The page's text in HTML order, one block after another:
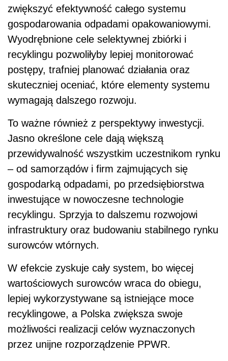
zwiększyć efektywność całego systemu
gospodarowania odpadami opakowaniowymi.
Wyodrębnione cele selektywnej zbiórki i
recyklingu pozwoliłyby lepiej monitorować
postępy, trafniej planować działania oraz
skuteczniej oceniać, które elementy systemu
wymagają dalszego rozwoju.
To ważne również z perspektywy inwestycji.
Jasno określone cele dają większą
przewidywalność wszystkim uczestnikom rynku
– od samorządów i firm zajmujących się
gospodarką odpadami, po przedsiębiorstwa
inwestujące w nowoczesne technologie
recyklingu. Sprzyja to dalszemu rozwojowi
infrastruktury oraz budowaniu stabilnego rynku
surowców wtórnych.
W efekcie zyskuje cały system, bo więcej
wartościowych surowców wraca do obiegu,
lepiej wykorzystywane są istniejące moce
recyklingowe, a Polska zwiększa swoje
możliwości realizacji celów wyznaczonych
przez unijne rozporządzenie PPWR.